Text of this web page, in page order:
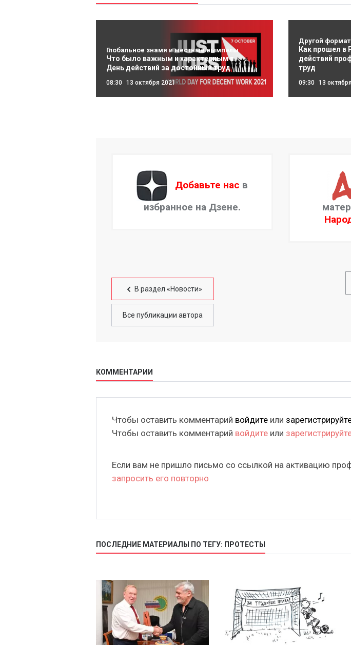
Глобальное знамя и местные вымпелы
Что было важным и характерным в
День действий за достойный труд
08:30 13 октября 2021
Другой
Как прошел в
действий
труд
09:30 13
Добавьте нас в
избранное на Дзене.
В раздел «Новости»
Все публикации автора
КОММЕНТАРИИ
Чтобы оставить комментарий войдите или
Чтобы оставить комментарий войдите или
Если вам не пришло письмо со ссылкой на активацию
запросить его повторно
ПОСЛЕДНИЕ МАТЕРИАЛЫ ПО ТЕГУ: ПРОТЕСТЫ